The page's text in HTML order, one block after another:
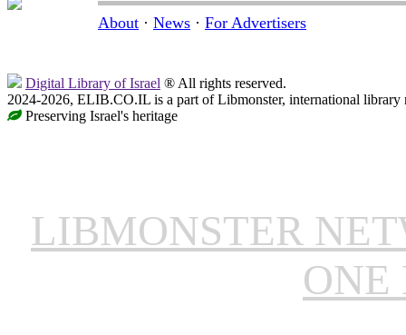
About · News · For Advertisers
Digital Library of Israel ® All rights reserved.
2024-2026, ELIB.CO.IL is a part of Libmonster, international library
Preserving Israel's heritage
LIBMONSTER
ONE